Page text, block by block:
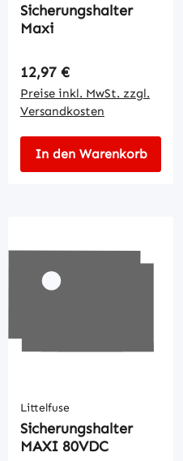
Sicherungshalter
Maxi
Regulärer Preis:
12,97 €
Preise inkl. MwSt. zzgl.
Versandkosten
In den Warenkorb
Littelfuse
Sicherungshalter
MAXI 80VDC